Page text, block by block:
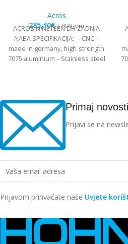
Acros
285,40€ s PDV-om
ACROS NINETEEN DH ZADNJA
NABA SPECIFIKACIJA: – CNC –
made in germany, high-strength
7075 aluminium – Stainless steel
Primaj novosti
Prijavi se na
Prijavom prihvaćate naše Uvjete